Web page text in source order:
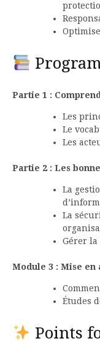
Partie 1 :
Les
Le
Les
Partie 2 : Les
La
La
Gérer la
Module 3 : Mise en
Études
Points